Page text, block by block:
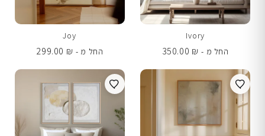
Ivory
החל מ -
350.00 ₪
Joy
החל מ -
299.00 ₪